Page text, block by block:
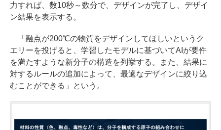
力すれば、数10秒～数分で、デザインが完了し、デザイ
ン結果を表示する。
「融点が200℃の物質をデザインしてほしいというク
エリーを投げると、学習したモデルに基づいてAIが要件
を満たすような新分子の構造を列挙する。また、結果に
対するルールの追加によって、最適なデザインに絞り込
むことができる」という。